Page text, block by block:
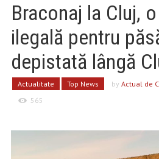
Braconaj la Cluj,
ilegală pentru
depistată lângă
Actualitate Top News byActual de
565